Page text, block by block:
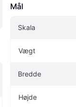
Mål
Skala
Vægt
Bredde
Højde